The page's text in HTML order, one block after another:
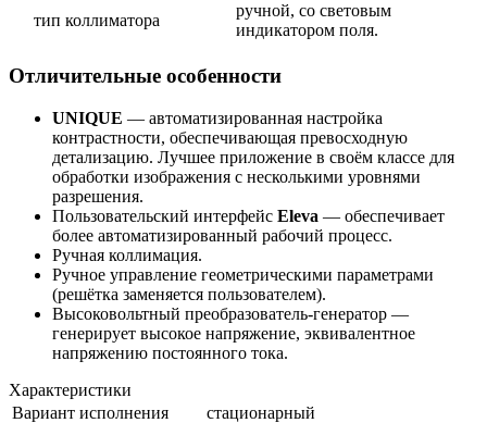
тип коллиматора
ручной, со световым
индикатором поля.
Отличительные особенности
UNIQUE — автоматизированная настройка
контрастности, обеспечивающая превосходную
детализацию. Лучшее приложение в своём классе для
обработки изображения с несколькими уровнями
разрешения.
Пользовательский интерфейс Eleva — обеспечивает
более автоматизированный рабочий процесс.
Ручная коллимация.
Ручное управление геометрическими параметрами
(решётка заменяется пользователем).
Высоковольтный преобразователь-генератор —
генерирует высокое напряжение, эквивалентное
напряжению постоянного тока.
Характеристики
Вариант исполнения
стационарный